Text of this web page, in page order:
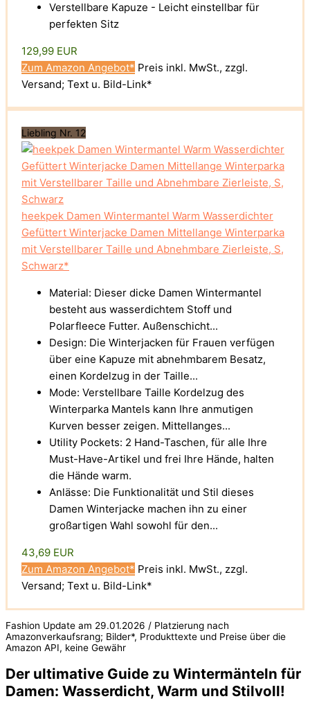
Verstellbare Kapuze - Leicht einstellbar für
perfekten Sitz
129,99 EUR
Zum Amazon Angebot* Preis inkl. MwSt., zzgl.
Versand; Text u. Bild-Link*
Liebling Nr. 12
heekpek Damen Wintermantel Warm Wasserdichter
Gefüttert Winterjacke Damen Mittellange Winterparka
mit Verstellbarer Taille und Abnehmbare Zierleiste, S,
Schwarz*
Material: Dieser dicke Damen Wintermantel
besteht aus wasserdichtem Stoff und
Polarfleece Futter. Außenschicht...
Design: Die Winterjacken für Frauen verfügen
über eine Kapuze mit abnehmbarem Besatz,
einen Kordelzug in der Taille...
Mode: Verstellbare Taille Kordelzug des
Winterparka Mantels kann Ihre anmutigen
Kurven besser zeigen. Mittellanges...
Utility Pockets: 2 Hand-Taschen, für alle Ihre
Must-Have-Artikel und frei Ihre Hände, halten
die Hände warm.
Anlässe: Die Funktionalität und Stil dieses
Damen Winterjacke machen ihn zu einer
großartigen Wahl sowohl für den...
43,69 EUR
Zum Amazon Angebot* Preis inkl. MwSt., zzgl.
Versand; Text u. Bild-Link*
Fashion Update am 29.01.2026 / Platzierung nach
Amazonverkaufsrang; Bilder*, Produkttexte und Preise über die
Amazon API, keine Gewähr
Der ultimative Guide zu Wintermänteln für
Damen: Wasserdicht, Warm und Stilvoll!